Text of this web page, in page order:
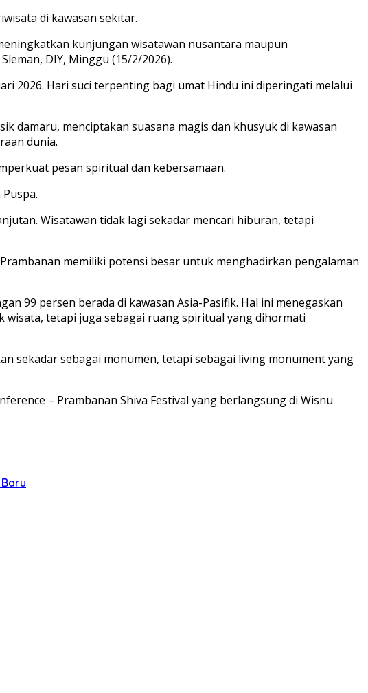
di kawasan sekitar.
kunjungan wisatawan nusantara maupun
DIY, Minggu (15/2/2026).
2026. Hari suci terpenting bagi umat Hindu ini diperingati melalui
damaru, menciptakan suasana magis dan khusyuk di kawasan
dunia.
pesan spiritual dan kebersamaan.
Wisatawan tidak lagi sekadar mencari hiburan, tetapi
memiliki potensi besar untuk menghadirkan pengalaman
99 persen berada di kawasan Asia-Pasifik. Hal ini menegaskan
wisata, tetapi juga sebagai ruang spiritual yang dihormati
sekadar sebagai monumen, tetapi sebagai living monument yang
– Prambanan Shiva Festival yang berlangsung di Wisnu